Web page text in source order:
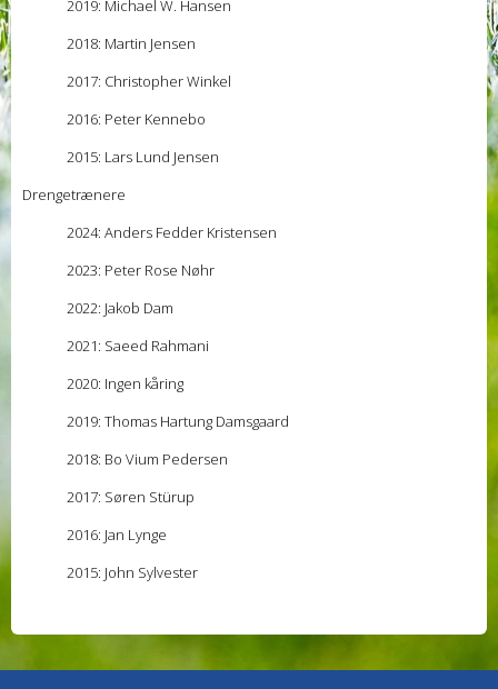
2019: Michael W. Hansen
2018: Martin Jensen
2017: Christopher Winkel
2016: Peter Kennebo
2015: Lars Lund Jensen
Drengetrænere
2024: Anders Fedder Kristensen
2023: Peter Rose Nøhr
2022: Jakob Dam
2021: Saeed Rahmani
2020: Ingen kåring
2019: Thomas Hartung Damsgaard
2018: Bo Vium Pedersen
2017: Søren Stürup
2016: Jan Lynge
2015: John Sylvester